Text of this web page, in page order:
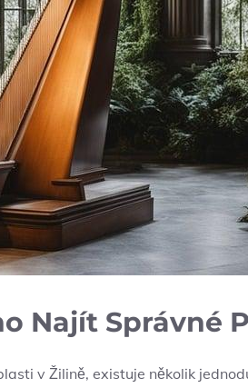
Najít Správné
v Žilině, existuje několik